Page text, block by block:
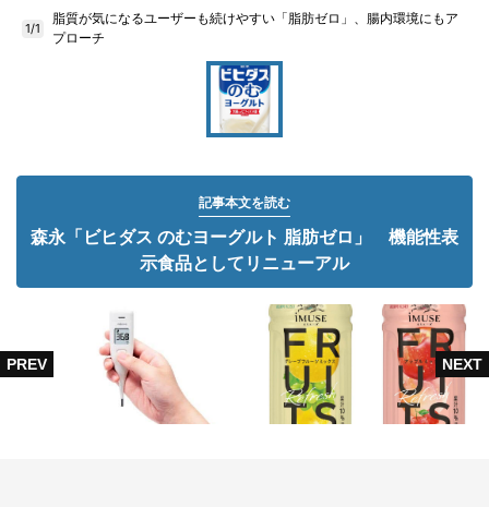
1/1
脂質が気になるユーザーも続けやすい「脂肪ゼロ」、腸内環境にもア
プローチ
記事本文を読む
森永「ビヒダス のむヨーグルト 脂肪ゼロ」 機能性表
示食品としてリニューアル